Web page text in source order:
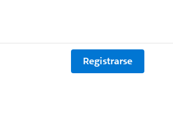
Registrarse